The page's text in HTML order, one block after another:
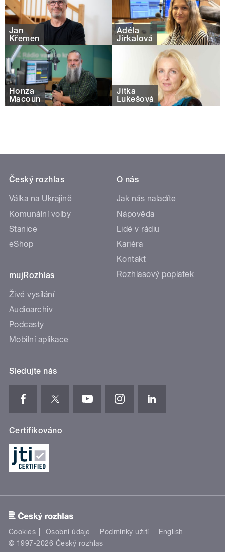
Jan
Křemen
Adéla
Jirkalová
Honza
Macoun
Jitka
Lukešová
Český rozhlas
Válka na Ukrajině
Komunální volby
Stanice
eShop
mujRozhlas
Živé vysílání
Audioarchiv
Podcasty
Mobilní aplikace
O nás
Jak nás naladíte
Nápověda
Lidé v rádiu
Kariéra
Kontakt
Rozhlasový poplatek
Sledujte nás
Certifikováno
Cookies Osobní údaje Podmínky užití
English
© 1997-2026 Český rozhlas